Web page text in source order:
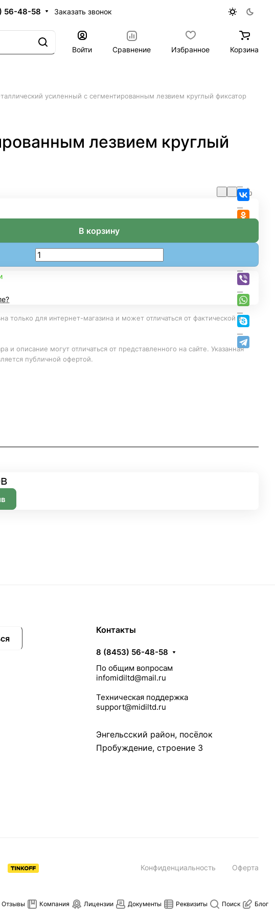
56-48-58 Заказать звонок
Войти Сравнение Избранное Корзина
усиленный с сегментированным лезвием круглый фиксатор
лезвием круглый
В корзину
только для интернет-магазина и может отличаться от фактической в
и описание могут отличаться от представленного на сайте. Указанная
публичной офертой.
Контакты
8 (8453) 56-48-58
По общим вопросам
infomidiltd@mail.ru
Техническая поддержка
support@midiltd.ru
Энгельсский район, посёлок
Пробуждение, строение 3
Конфиденциальность Оферта
Отзывы Компания Лицензии Документы Реквизиты Поиск
Блог